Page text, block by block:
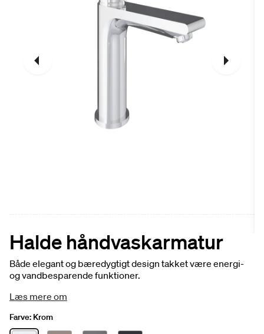
Halde håndvaskarmatur
Både elegant og bæredygtigt design takket være energi-
og vandbesparende funktioner.
Læs mere om
Farve: Krom